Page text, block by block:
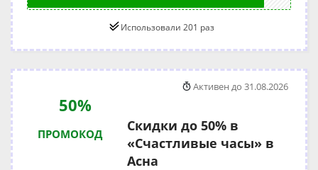
Использовали 201 раз
50%
ПРОМОКОД
Скидки до 50% в
«Счастливые часы» в
Асна
Активен до 31.08.2026